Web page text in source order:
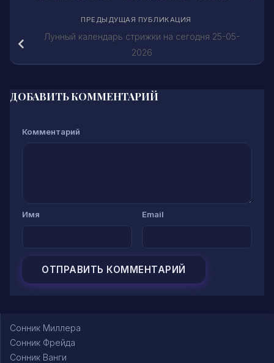
ПРЕДЫДУЩАЯ ПУБЛИКАЦИЯ
Лунный календарь стрижки на сегодня 25-05-
2026
ДОБАВИТЬ КОММЕНТАРИЙ
Комментарий
Имя Email
Сонник Миллера
Сонник Фрейда
Сонник Ванги